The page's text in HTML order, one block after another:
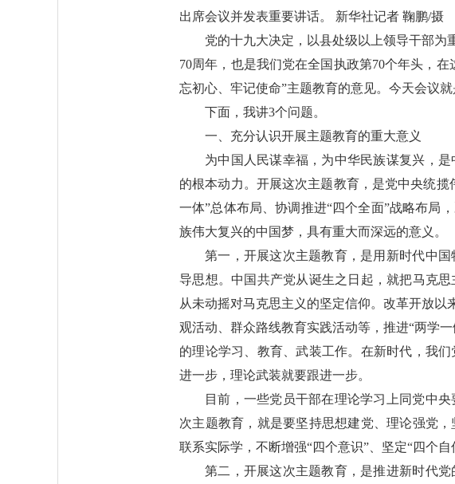
出席会议并发表重要讲话。 新华社记者 鞠鹏/摄
党的十九大决定，以县处级以上领导干部为
70周年，也是我们党在全国执政第70个年头，
忘初心、牢记使命”主题教育的意见。今天会议
下面，我讲3个问题。
一、充分认识开展主题教育的重大意义
为中国人民谋幸福，为中华民族谋复兴，
的根本动力。开展这次主题教育，是党中央统
一体”总体布局、协调推进“四个全面”战略布局
族伟大复兴的中国梦，具有重大而深远的意义。
第一，开展这次主题教育，是用新时代中
导思想。中国共产党从诞生之日起，就把马克
从未动摇对马克思主义的坚定信仰。改革开放
观活动、群众路线教育实践活动等，推进“两学
的理论学习、教育、武装工作。在新时代，我
进一步，理论武装就要跟进一步。
目前，一些党员干部在理论学习上同党中
次主题教育，就是要坚持思想建党、理论强党
联系实际学，不断增强“四个意识”、坚定“四个
第二，开展这次主题教育，是推进新时代